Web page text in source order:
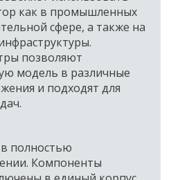
как в промышленных
сфере, а также на
позволяют
модель в различные
и подходят для
полностью
Компоненты